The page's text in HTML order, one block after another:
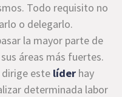
Todo requisito no
o delegarlo.
la mayor parte de
áreas más fuertes.
dirige este líder hay
determinada labor